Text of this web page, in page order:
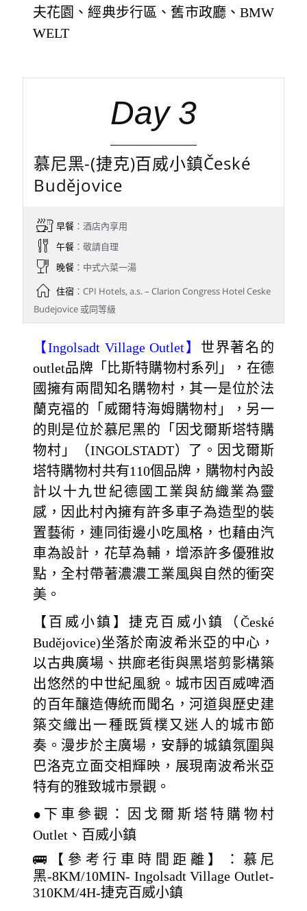
夫花園、經典步行區、舊市政廳、BMW
WELT
Day 3
慕尼黑-(捷克)百威小鎮České
Budějovice
早餐：酒店內享用
午餐：敬請自理
晚餐：中式六菜一湯
住宿：CPI Hotels, a.s. – Clarion Congress Hotel Ceske
Budejovice 或同等級
【Ingolsadt Village Outlet】 世界著名的
outlet品牌「比斯特購物村系列」，在德
國擁有兩間知名購物村，其一是位於法
蘭克福的「威爾特海姆購物村」，另一
的則是位於慕尼黑的「因戈爾斯塔特購
物村」（INGOLSTADT）了。因戈爾斯
塔特購物村共有110個品牌，購物村內設
計以十九世紀德國工業與紡織業為靈
感，因此村內擁有許多車子為造型的裝
置藝術，連同街邊小吃風格，也藉由汽
車為設計，花草為輔，增添許多優雅妝
點，全村帶著濃濃工業風與自然的衝突
美。
【百威小鎮】捷克百威小鎮（České
Budějovice)坐落於南波希米亞的中心，
以古典廣場、拱廊老街與黑塔剪影構築
出悠然的中世紀風貌。城市因百威啤酒
的百年釀造傳統而聞名，河道與歷史建
築交織出一種既質樸又迷人的城市節
奏。漫步於主廣場，安靜的城鎮氛圍與
巴洛克立面交相輝映，展現南波希米亞
特有的雅致城市景觀。
●下車參觀：因戈爾斯塔特購物村
Outlet、百威小鎮
🚌【參考行車時間距離】：慕尼
黑-8KM/10MIN- Ingolsadt Village Outlet-
310KM/4H-捷克百威小鎮